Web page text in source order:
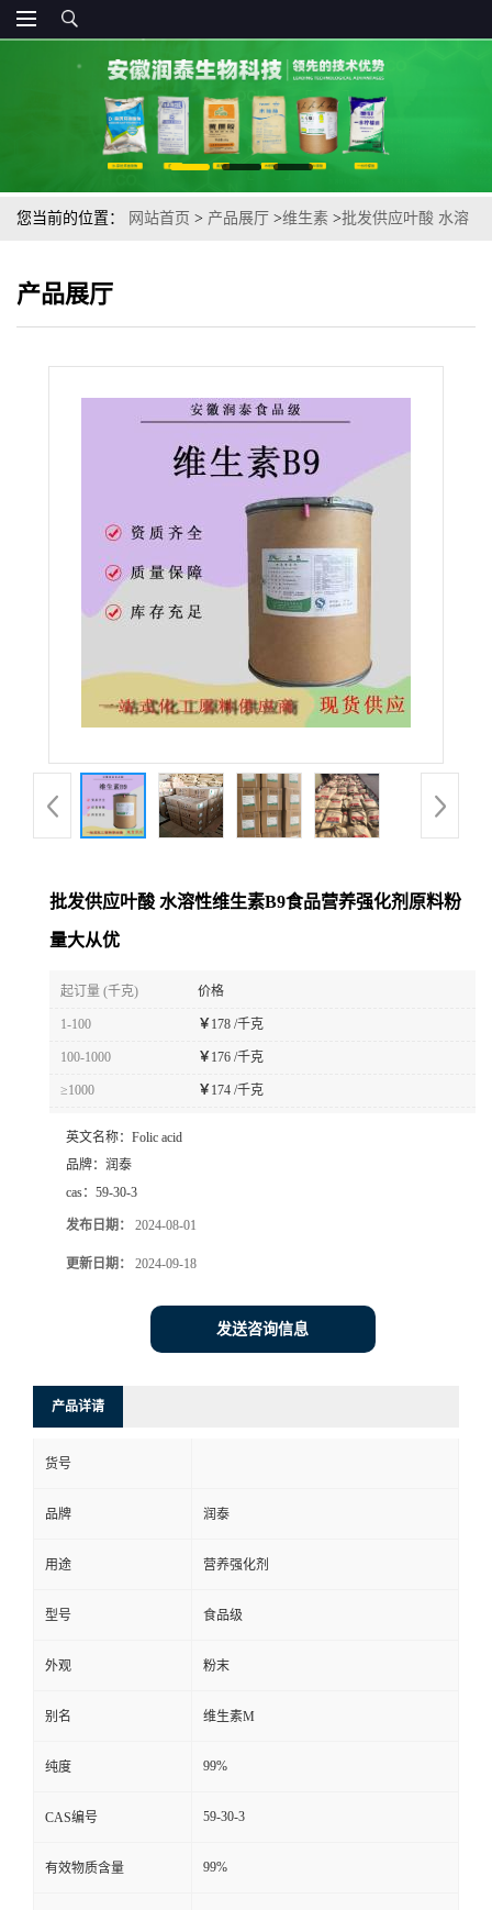
您当前的位置： 网站首页 > 产品展厅 >维生素 >批发供应叶酸 水溶
产品展厅
批发供应叶酸 水溶性维生素B9食品营养强化剂原料粉
量大从优
起订量 (千克) 价格
1-100 ￥ 178 /千克
100-1000 ￥ 176 /千克
≥1000 ￥ 174 /千克
英文名称： Folic acid
品牌： 润泰
cas： 59-30-3
发布日期： 2024-08-01
更新日期： 2024-09-18
发送咨询信息
产品详请
货号
品牌 润泰
用途 营养强化剂
型号 食品级
外观 粉末
别名 维生素M
纯度 99%
CAS编号 59-30-3
有效物质含量 99%